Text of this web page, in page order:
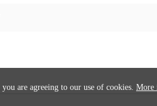
are agreeing to our use of cookies. More